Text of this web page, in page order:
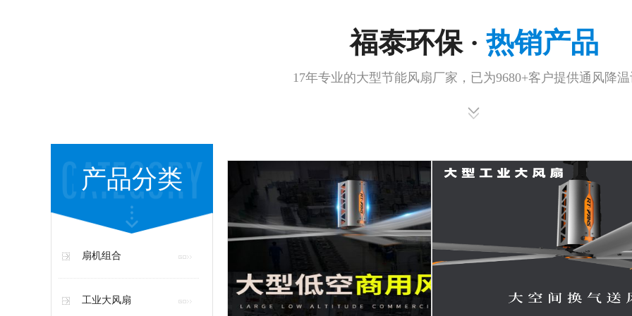
福泰环保 · 热销产品
17年专业的大型节能风扇厂家，已为9680+客户提供通风降
产品分类
扇机组合
工业大风扇